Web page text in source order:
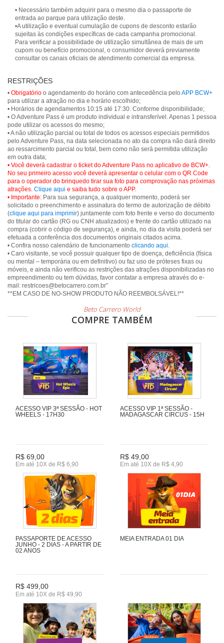
• Necessário também adquirir para o mesmo dia o passaporte de
entrada ao parque para utilização deste.
•A utilização e eventual cumulação de cupons de desconto estarão
sujeitas às condições específicas de cada campanha promocional.
Para verificar a possibilidade de utilização simultânea de mais de um
cupom ou benefício promocional, o consumidor deverá previamente
consultar os canais oficiais de atendimento comercial da empresa.
RESTRIÇÕES
• Obrigatório o agendamento do horário com antecedência pelo APP BCW+
para utilizar a atração no dia e horário escolhido;
• Horários de agendamentos 10:15 até 17:30. Conforme disponibilidade;
• O Adventure Pass é um produto individual e intransferível. Apenas 1 pessoa
pode utilizar os acessos do mesmo;
• A não utilização parcial ou total de todos os acessos especiais permitidos
pelo Adventure Pass, na data selecionada no ato da compra não dará direito
ao ressarcimento parcial ou total, bem como não será permitida utilização
• Você deverá cadastrar o ticket do Adventure Pass no aplicativo de BCW+.
No seu primeiro acesso você deverá apresentar o celular com o QR Code
para o operador do brinquedo tirar sua foto para comprovação nas próximas
atrações. Clique aqui e saiba tudo sobre o APP.
• Importante: Para sua segurança, a qualquer momento, poderá ser
solicitado o preenchimento e assinatura do termo de autorização de débito
(clique aqui para imprimir) juntamente com foto frente e verso do documento
do titular do cartão (RG ou CNH atualizados) e frente do cartão utilizado na
compra (cobrir o código de segurança), e ainda, no dia da visita poderá ser
efetuada a conferência dos documentos originais citados acima.
• Confira nosso calendário de funcionamento clicando aqui.
• Caro visitante, se você possuir qualquer tipo de doença, deficiência (física
ou mental – temporária ou em definitivo) ou faz uso de próteses fixas ou
móveis, e ainda não verificou as restrições das atrações disponibilizadas no
empreendimento ou tem dúvidas, favor contatar a empresa através do e-
mail: restricoes@betocarrero.com.br”
Beto Carrero World
COMPRE TAMBÉM
ACESSO VIP 3ª SESSÃO - HOT
WHEELS - 17H30
R$ 69,00
Em até 10X de R$ 6,90
ACESSO VIP 1ª SESSÃO -
MADAGASCAR CIRCUS - 15H
R$ 49,00
Em até 10X de R$ 4,90
PASSAPORTE DE ACESSO
JUNHO - 2 DIAS - A PARTIR DE
02 ANOS
R$ 499,00
Em até 10X de R$ 49,90
MEIA ENTRADA 01 DIA